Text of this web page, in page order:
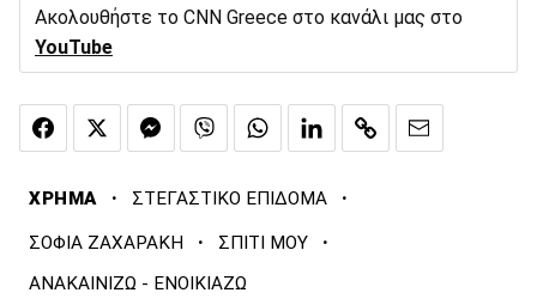
Ακολουθήστε το CNN Greece στο κανάλι μας στο
YouTube
ΧΡΗΜΑ · ΣΤΕΓΑΣΤΙΚΟ ΕΠΙΔΟΜΑ ·
ΣΟΦΙΑ ΖΑΧΑΡΑΚΗ · ΣΠΙΤΙ ΜΟΥ ·
ΑΝΑΚΑΙΝΙΖΩ - ΕΝΟΙΚΙΑΖΩ